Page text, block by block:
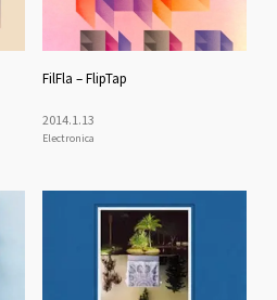
FilFla – FlipTap
2014.1.13
Electronica